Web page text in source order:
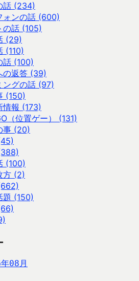
話 (234)
ォンの話 (600)
の話 (105)
(29)
(110)
話 (100)
の返答 (39)
ングの話 (97)
(150)
情報 (173)
（位置ゲー） (131)
事 (20)
(100)
方 (2)
題 (150)
08月